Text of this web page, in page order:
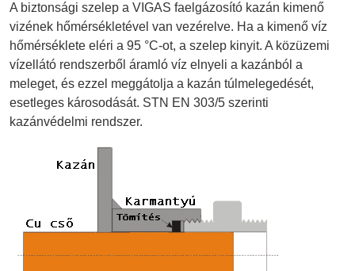
A biztonsági szelep a VIGAS faelgázosító kazán kimenő
vizének hőmérsékletével van vezérelve. Ha a kimenő víz
hőmérséklete eléri a 95 °C-ot, a szelep kinyit. A közüzemi
vízellátó rendszerből áramló víz elnyeli a kazánból a
meleget, és ezzel meggátolja a kazán túlmelegedését,
esetleges károsodását. STN EN 303/5 szerinti
kazánvédelmi rendszer.